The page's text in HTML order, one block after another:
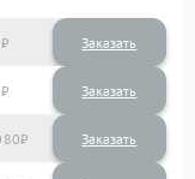
Заказать
Заказать